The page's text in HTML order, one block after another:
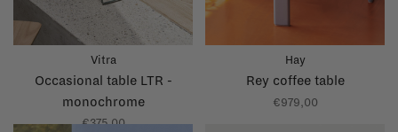
Vitra
Occasional table LTR -
monochrome
€375,00
Hay
Rey coffee table
€979,00